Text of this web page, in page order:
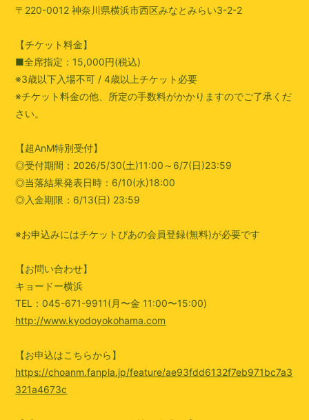
〒220-0012 神奈川県横浜市西区みなとみらい3-2-2
【チケット料金】
■全席指定：15,000円(税込)
※3歳以下入場不可 / 4歳以上チケット必要
※チケット料金の他、所定の手数料がかかりますのでご了承くだ
さい。
【超AnM特別受付】
◎受付期間：2026/5/30(土)11:00～6/7(日)23:59
◎当落結果発表日時：6/10(水)18:00
◎入金期限：6/13(日) 23:59
※お申込みにはチケットぴあの会員登録(無料)が必要です
【お問い合わせ】
キョードー横浜
TEL：045-671-9911(月〜金 11:00〜15:00)
http://www.kyodoyokohama.com
【お申込はこちらから】
https://choanm.fanpla.jp/feature/ae93fdd6132f7eb971bc7a3
321a4673c